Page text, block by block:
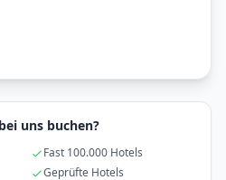
uns buchen?
Fast 100.000 Hotels
Geprüfte Hotels